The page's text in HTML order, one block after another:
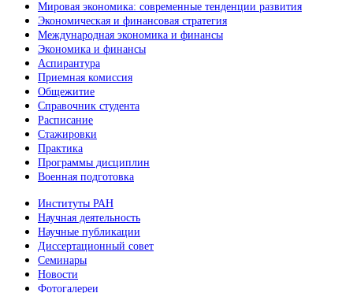
Мировая экономика: современные тенденции развития
Экономическая и финансовая стратегия
Международная экономика и финансы
Экономика и финансы
Аспирантура
Приемная комиссия
Общежитие
Справочник студента
Расписание
Стажировки
Практика
Программы дисциплин
Военная подготовка
Институты РАН
Научная деятельность
Научные публикации
Диссертационный совет
Семинары
Новости
Фотогалереи